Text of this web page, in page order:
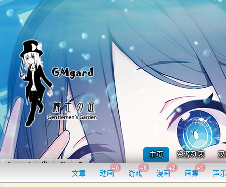
主页 资源列表
文章 动画
+6
游戏
+8
漫画
+2
画集
+1
声